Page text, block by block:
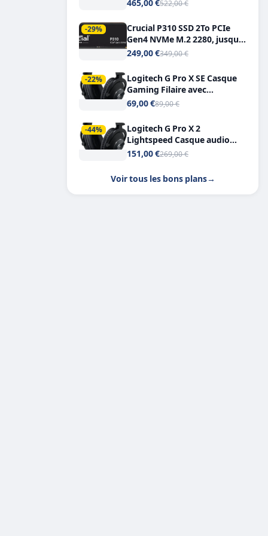
465,00 €522,00 €
-29%
Crucial P310 SSD 2To PCIe
Gen4 NVMe M.2 2280, jusqu’à
7.100 Mo/s
249,00 €349,00 €
-22%
Logitech G Pro X SE Casque
Gaming Filaire avec
Microphone Micro
7.1
69,00 €89,00 €
-44%
Logitech G Pro X 2
Lightspeed Casque audio
bluetooth
151,00 €269,00 €
Voir tous les bons plans→